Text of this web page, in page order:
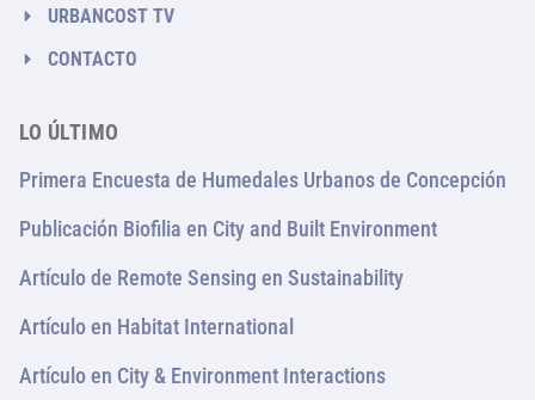
URBANCOST TV
CONTACTO
LO ÚLTIMO
Primera Encuesta de Humedales Urbanos de Concepción
Publicación Biofilia en City and Built Environment
Artículo de Remote Sensing en Sustainability
Artículo en Habitat International
Artículo en City & Environment Interactions